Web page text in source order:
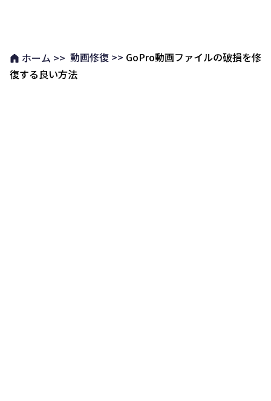
ホーム >> 動画修復 >> GoPro動画ファイルの破損を修
復する良い方法